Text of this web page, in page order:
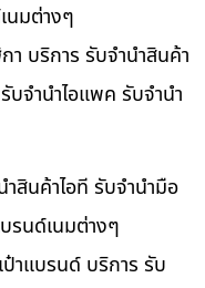
นมต่างๆ
บริการ รับจำนำสินค้า
จำนำไอแพค รับจำนำ
สินค้าไอที รับจำนำมือ
รนด์เนมต่างๆ
าแบรนด์ บริการ รับ